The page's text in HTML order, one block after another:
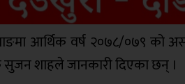
आर्थिक वर्ष २०७८/०७९ को
सुजन शाहले जानकारी दिएका छन् ।